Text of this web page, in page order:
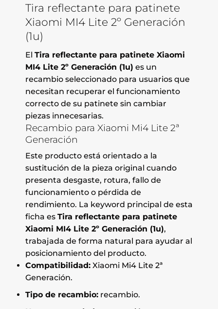
Tira reflectante para patinete
Xiaomi MI4 Lite 2º Generación
(1u)
El Tira reflectante para patinete Xiaomi
MI4 Lite 2º Generación (1u) es un
recambio seleccionado para usuarios que
necesitan recuperar el funcionamiento
correcto de su patinete sin cambiar
piezas innecesarias.
Recambio para Xiaomi Mi4 Lite 2ª
Generación
Este producto está orientado a la
sustitución de la pieza original cuando
presenta desgaste, rotura, fallo de
funcionamiento o pérdida de
rendimiento. La keyword principal de esta
ficha es Tira reflectante para patinete
Xiaomi MI4 Lite 2º Generación (1u),
trabajada de forma natural para ayudar al
posicionamiento del producto.
Compatibilidad:Xiaomi Mi4 Lite 2ª
Generación.
Tipo de recambio:recambio.